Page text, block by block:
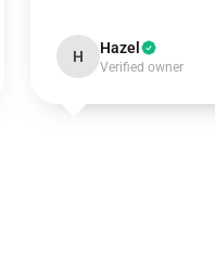
H Hazel
Verified owner